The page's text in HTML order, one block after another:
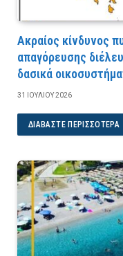
Ακραίος κίνδυνος
απαγόρευσης
δασικά
31 ΙΟΥΛΊΟΥ 2026
ΔΙΑΒΆΣΤΕ ΠΕΡΙΣΣΌΤΕΡΑ